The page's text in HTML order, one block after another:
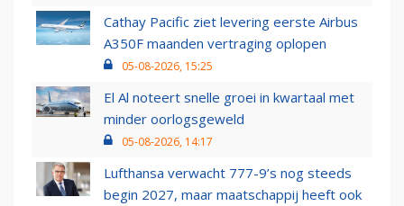
Cathay Pacific ziet levering eerste Airbus
A350F maanden vertraging oplopen
05-08-2026, 15:25
El Al noteert snelle groei in kwartaal met
minder oorlogsgeweld
05-08-2026, 14:17
Lufthansa verwacht 777-9’s nog steeds
begin 2027, maar maatschappij heeft ook